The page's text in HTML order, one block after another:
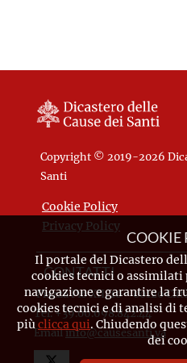
Copyright © 2019-2026
Santi
Cookie Policy
Privacy Policy
CONTATTI
Piazza Pio XII, 10 - 00120
Tel. +39.06.698.842.44
Emailinfo@causesanti.va
COOKIE
Il portale del Dicastero
cookies tecnici o assimilati
navigazione e garantire la
cookies tecnici e di analisi di
piùclicca qui. Chiudendo
dei